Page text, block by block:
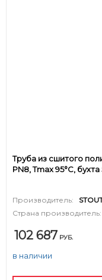
Труба из сшитого
PN8, Tmax 95°C,
Производитель:
Страна производитель:
102 687 РУБ.
в наличии